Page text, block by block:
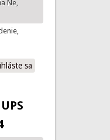
Ne,
CEU 2024
sa